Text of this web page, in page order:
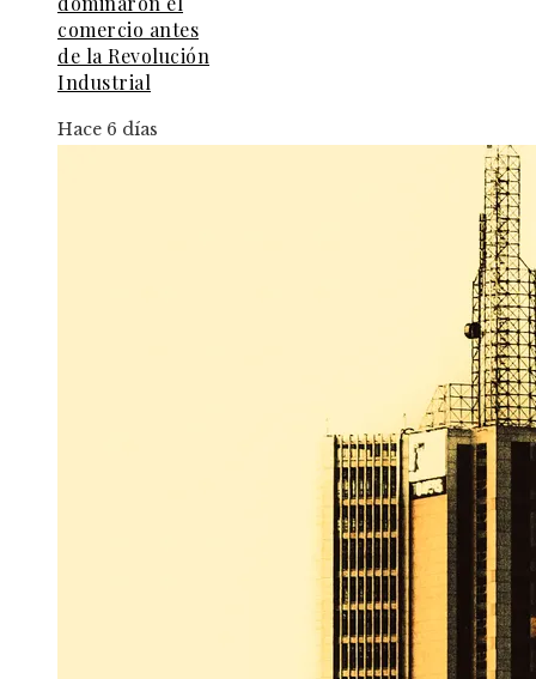
comercio antes
de la Revolución
Industrial
Hace 6 días